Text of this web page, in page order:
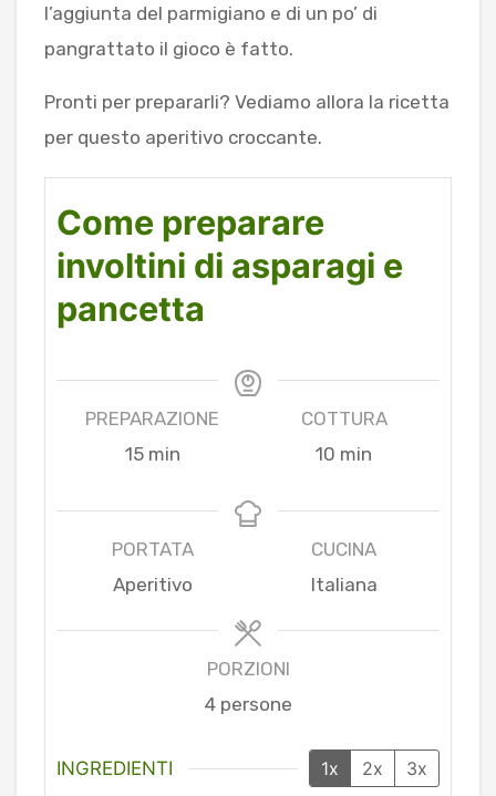
l’aggiunta del parmigiano e di un po’ di
pangrattato il gioco è fatto.
Pronti per prepararli? Vediamo allora la ricetta
per questo aperitivo croccante.
Come preparare
involtini di asparagi e
pancetta
PREPARAZIONE
15minuti
min
COTTURA
10 minuti
min
PORTATA
Aperitivo
CUCINA
Italiana
PORZIONI
4 persone
INGREDIENTI 1x 2x 3x